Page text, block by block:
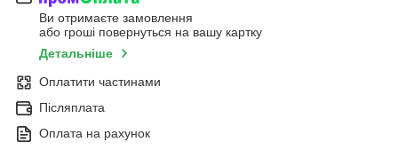
Ви отримаєте замовлення
або гроші повернуться на вашу картку
Детальніше
Оплатити частинами
Післяплата
Оплата на рахунок